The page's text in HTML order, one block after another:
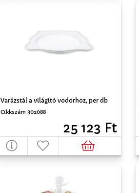
Varázstál a világító vödörhöz, per db
Cikkszám 302088
25 123 Ft